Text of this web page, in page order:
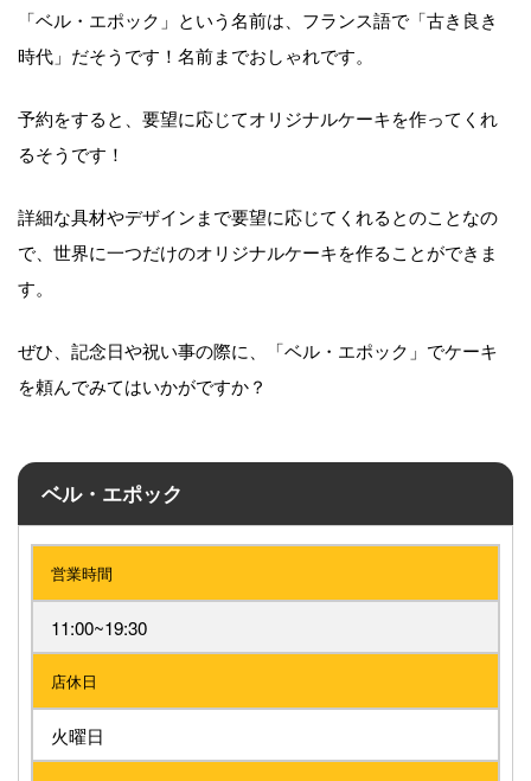
「ベル・エポック」という名前は、フランス語で「古き良き
時代」だそうです！名前までおしゃれです。
予約をすると、要望に応じてオリジナルケーキを作ってくれ
るそうです！
詳細な具材やデザインまで要望に応じてくれるとのことなの
で、世界に一つだけのオリジナルケーキを作ることができま
す。
ぜひ、記念日や祝い事の際に、「ベル・エポック」でケーキ
を頼んでみてはいかがですか？
ベル・エポック
営業時間
11:00~19:30
店休日
火曜日